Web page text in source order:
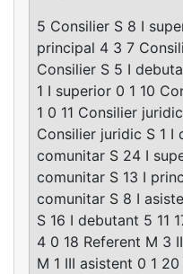
5 Consilier S 8 I
principal 4 3 7
Consilier S 5 I
1 I superior 0 1 10
1 0 11 Consilier
Consilier juridic S 1 I
comunitar S 24 I
comunitar S 13 I
comunitar S 8 I
S 16 I debutant 5 11
4 0 18 Referent M 3
M 1 III asistent 0 1